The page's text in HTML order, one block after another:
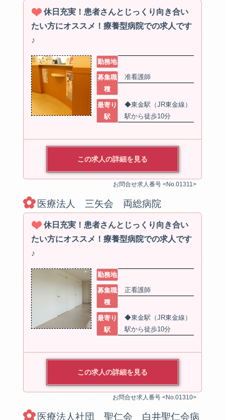
休日充実！患者さんとじっくり向き合い
たい方にオススメ！療養型病院での求人です
♪
勤務地
募集職
種
准看護師
最寄り
駅
◆東金駅（JR東金線）
駅から徒歩10分
この求人の詳細を見る
お問合せ求人番号 <No.01311>
医療法人 三矢会 両総病院
休日充実！患者さんとじっくり向き合い
たい方にオススメ！療養型病院での求人です
♪
勤務地
募集職
種
正看護師
最寄り
駅
◆東金駅（JR東金線）
駅から徒歩10分
この求人の詳細を見る
お問合せ求人番号 <No.01310>
医療法人社団 聖仁会 白井聖仁会病